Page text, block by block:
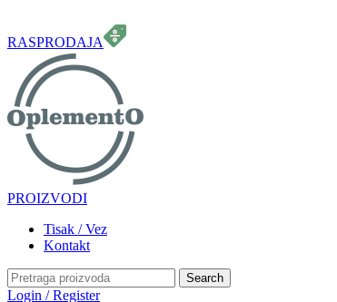
RASPRODAJA
PROIZVODI
Tisak / Vez
Kontakt
Search
Login / Register